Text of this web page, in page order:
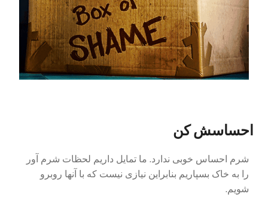
احساسش کن
شرم احساس خوبی ندارد. ما تمایل داریم لحظات شرم آور
را به خاک بسپاریم بنابراین نیازی نیست که با آنها روبرو
شویم.